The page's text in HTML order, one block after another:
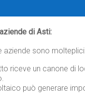
di Asti:
aziende sono
riceve un canone di
può generare